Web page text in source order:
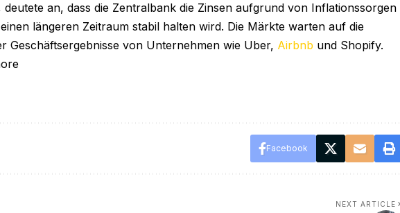
deutete an, dass die Zentralbank die Zinsen aufgrund von Inflationssorgen
längeren Zeitraum stabil halten wird. Die Märkte warten auf die
Geschäftsergebnisse von Unternehmen wie Uber, Airbnb und Shopify.
Facebook
NEXT ARTICLE